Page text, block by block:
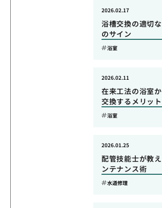
浴槽交換の適切
のサイン
2026.02.17
浴室
在来工法の浴室
交換するメリット
2026.02.11
浴室
配管技能士が教
ンテナンス術
2026.01.25
水道修理